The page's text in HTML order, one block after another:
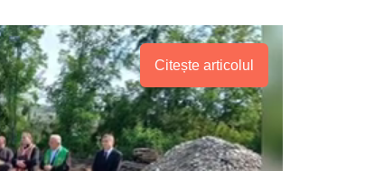
Citește articolul